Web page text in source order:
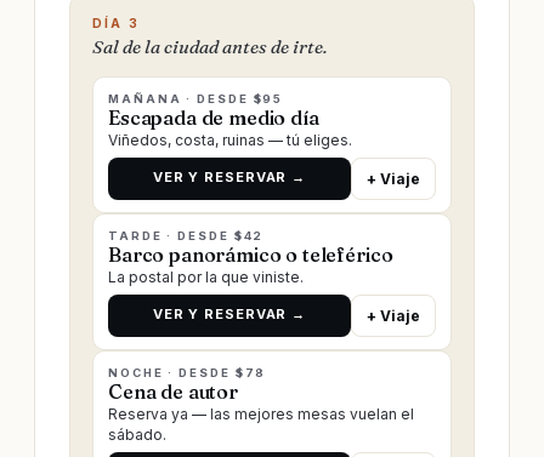
DÍA 3
Sal de la ciudad antes de irte.
MAÑANA · DESDE $95
Escapada de medio día
Viñedos, costa, ruinas — tú eliges.
VER Y RESERVAR → + Viaje
TARDE · DESDE $42
Barco panorámico o teleférico
La postal por la que viniste.
VER Y RESERVAR → + Viaje
NOCHE · DESDE $78
Cena de autor
Reserva ya — las mejores mesas vuelan el
sábado.